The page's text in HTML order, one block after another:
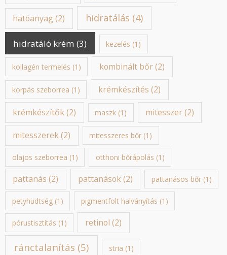
hatóanyag (2) hidratálás (4)
hidratáló krém (3) kezelés (1)
kollagén termelés (1) kombinált bőr(2)
korpás szeborrea (1) krémkészítés (2)
krémkészítők(2) maszk (1) mitesszer(2)
mitesszerek(2) mitesszeres bőr (1)
olajos szeborrea (1) otthoni bőrápolás (1)
pattanás (2) pattanások(2) pattanásos bőr(1)
petyhüdtség(1) pigmentfolt halványítás (1)
pórustisztítás (1) retinol (2)
ránctalanítás (5) stria (1)